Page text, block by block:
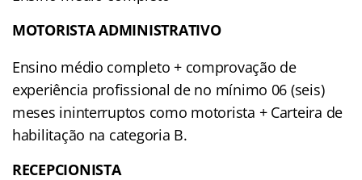
MOTORISTA ADMINISTRATIVO
Ensino médio completo + comprovação de
experiência profissional de no mínimo 06 (seis)
meses ininterruptos como motorista + Carteira de
habilitação na categoria B.
RECEPCIONISTA